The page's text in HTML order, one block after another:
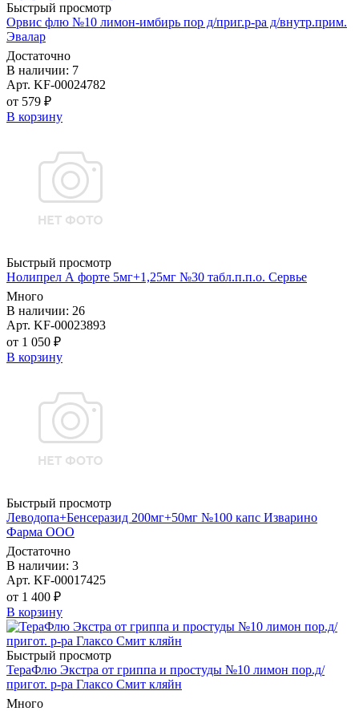
Быстрый просмотр
Орвис флю №10 лимон-имбирь пор д/приг.р-ра д/внутр.прим.
Эвалар
Достаточно
В наличии: 7
Арт. KF-00024782
от 579 ₽
В корзину
Быстрый просмотр
Нолипрел А форте 5мг+1,25мг №30 табл.п.п.о. Сервье
Много
В наличии: 26
Арт. KF-00023893
от 1 050 ₽
В корзину
Быстрый просмотр
Леводопа+Бенсеразид 200мг+50мг №100 капс Изварино
Фарма ООО
Достаточно
В наличии: 3
Арт. KF-00017425
от 1 400 ₽
В корзину
Быстрый просмотр
ТераФлю Экстра от гриппа и простуды №10 лимон пор.д/
пригот. р-ра Глаксо Смит кляйн
Много